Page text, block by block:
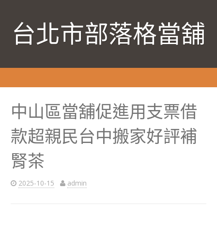
台北市部落格當舖
中山區當舖促進用支票借
款超親民台中搬家好評補
腎茶
2025-10-15 admin